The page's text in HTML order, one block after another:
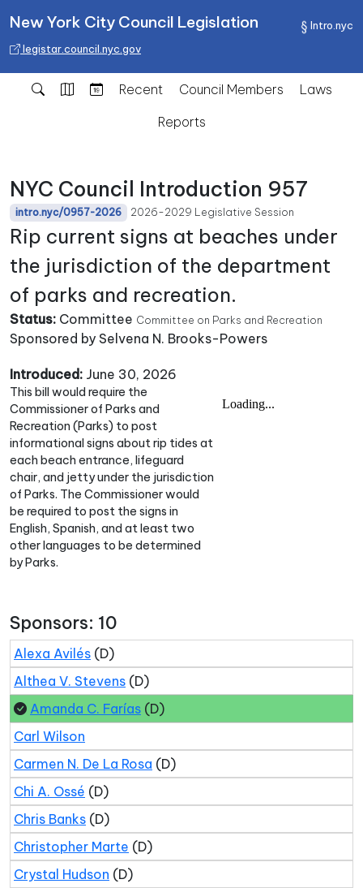
Intro.nyc
New York City Council Legislation
legistar.council.nyc.gov
Recent Council Members
Laws
Reports
NYC Council Introduction 957
intro.nyc/0957-2026 2026-2029 Legislative Session
Rip current signs at beaches under
the jurisdiction of the department
of parks and recreation.
Status: Committee Committee on Parks and Recreation
Sponsored by Selvena N. Brooks-Powers
Introduced: June 30, 2026
This bill would require the
Commissioner of Parks and
Recreation (Parks) to post
informational signs about rip tides at
each beach entrance, lifeguard
chair, and jetty under the jurisdiction
of Parks. The Commissioner would
be required to post the signs in
English, Spanish, and at least two
other languages to be determined
by Parks.
Sponsors: 10
Alexa Avilés (D)
Althea V. Stevens (D)
Amanda C. Farías (D)
Carl Wilson
Carmen N. De La Rosa (D)
Chi A. Ossé (D)
Chris Banks (D)
Christopher Marte (D)
Crystal Hudson (D)